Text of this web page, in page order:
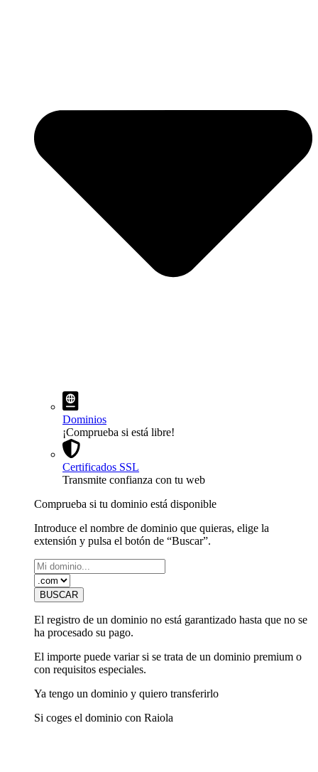
Dominios
¡Comprueba si está libre!
Certificados SSL
Transmite confianza con tu web
Comprueba si tu dominio está disponible
Introduce el nombre de dominio que quieras, elige la
extensión y pulsa el botón de “Buscar”.
El registro de un dominio no está garantizado hasta que no se
ha procesado su pago.
El importe puede variar si se trata de un dominio premium o
con requisitos especiales.
Ya tengo un dominio y quiero transferirlo
Si coges el dominio con Raiola